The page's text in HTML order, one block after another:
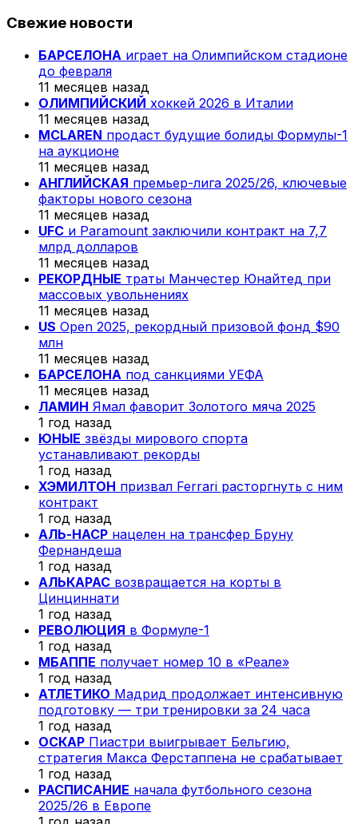
Свежие новости
БАРСЕЛОНА играет на Олимпийском стадионе
до февраля
11 месяцев назад
ОЛИМПИЙСКИЙ хоккей 2026 в Италии
11 месяцев назад
MCLAREN продаст будущие болиды Формулы-1
на аукционе
11 месяцев назад
АНГЛИЙСКАЯ премьер-лига 2025/26, ключевые
факторы нового сезона
11 месяцев назад
UFC и Paramount заключили контракт на 7,7
млрд долларов
11 месяцев назад
РЕКОРДНЫЕ траты Манчестер Юнайтед при
массовых увольнениях
11 месяцев назад
US Open 2025, рекордный призовой фонд $90
млн
11 месяцев назад
БАРСЕЛОНА под санкциями УЕФА
11 месяцев назад
ЛАМИН Ямал фаворит Золотого мяча 2025
1 год назад
ЮНЫЕ звёзды мирового спорта
устанавливают рекорды
1 год назад
ХЭМИЛТОН призвал Ferrari расторгнуть с ним
контракт
1 год назад
АЛЬ-НАСР нацелен на трансфер Бруну
Фернандеша
1 год назад
АЛЬКАРАС возвращается на корты в
Цинциннати
1 год назад
РЕВОЛЮЦИЯ в Формуле-1
1 год назад
МБАППЕ получает номер 10 в «Реале»
1 год назад
АТЛЕТИКО Мадрид продолжает интенсивную
подготовку — три тренировки за 24 часа
1 год назад
ОСКАР Пиастри выигрывает Бельгию,
стратегия Макса Ферстаппена не срабатывает
1 год назад
РАСПИСАНИЕ начала футбольного сезона
2025/26 в Европе